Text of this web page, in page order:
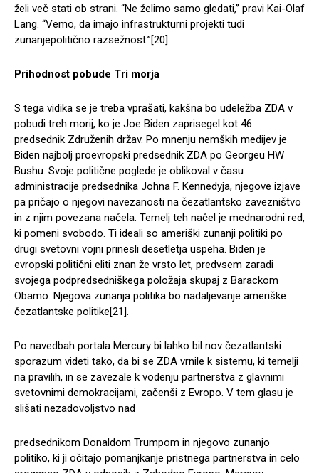
želi več stati ob strani. “Ne želimo samo gledati,” pravi Kai-Olaf
Lang. “Vemo, da imajo infrastrukturni projekti tudi
zunanjepolitično razsežnost.”[20]
Prihodnost pobude Tri morja
S tega vidika se je treba vprašati, kakšna bo udeležba ZDA v
pobudi treh morij, ko je Joe Biden zaprisegel kot 46.
predsednik Združenih držav. Po mnenju nemških medijev je
Biden najbolj proevropski predsednik ZDA po Georgeu HW
Bushu. Svoje politične poglede je oblikoval v času
administracije predsednika Johna F. Kennedyja, njegove izjave
pa pričajo o njegovi navezanosti na čezatlantsko zavezništvo
in z njim povezana načela. Temelj teh načel je mednarodni red,
ki pomeni svobodo. Ti ideali so ameriški zunanji politiki po
drugi svetovni vojni prinesli desetletja uspeha. Biden je
evropski politični eliti znan že vrsto let, predvsem zaradi
svojega podpredsedniškega položaja skupaj z Barackom
Obamo. Njegova zunanja politika bo nadaljevanje ameriške
čezatlantske politike[21].
Po navedbah portala Mercury bi lahko bil nov čezatlantski
sporazum videti tako, da bi se ZDA vrnile k sistemu, ki temelji
na pravilih, in se zavezale k vodenju partnerstva z glavnimi
svetovnimi demokracijami, začenši z Evropo. V tem glasu je
slišati nezadovoljstvo nad
predsednikom Donaldom Trumpom in njegovo zunanjo
politiko, ki ji očitajo pomanjkanje pristnega partnerstva in celo